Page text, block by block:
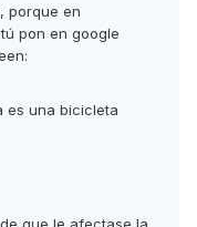
porque en
pon en google
es una bicicleta